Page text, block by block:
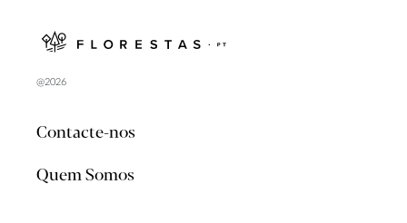
@2026
Contacte-nos
Quem Somos